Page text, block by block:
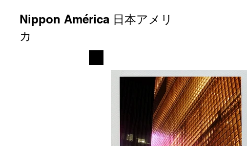
Nippon América 日本アメリ
カ